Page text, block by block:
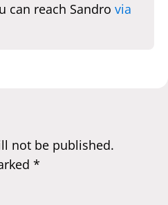
can reach Sandro via
not be published.
*